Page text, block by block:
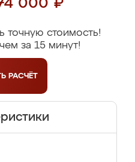
000 ₽
точную стоимость!
за 15 минут!
РАСЧЁТ